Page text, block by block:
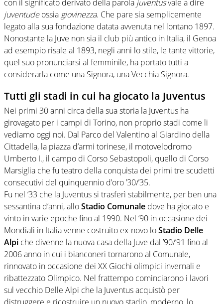
con il significato derivato della parola juventusvale a dire
juventudeossia giovinezza. Che pare sia semplicemente
legato alla sua fondazione datata avvenuta nel lontano 1897.
Nonostante la Juve non sia il club più antico in Italia, il Genoa
ad esempio risale al 1893, negli anni lo stile, le tante vittorie,
quel suo pronunciarsi al femminile, ha portato tutti a
considerarla come una Signora, una Vecchia Signora.
Tutti gli stadi in cui ha giocato la Juventus
Nei primi 30 anni circa della sua storia la Juventus ha
girovagato per i campi di Torino, non proprio stadi come li
vediamo oggi noi. Dal Parco del Valentino al Giardino della
Cittadella, la piazza d’armi torinese, il motovelodromo
Umberto I., il campo di Corso Sebastopoli, quello di Corso
Marsiglia che fu teatro della conquista dei primi tre scudetti
consecutivi del quinquennio d’oro ’30/’35.
Fu nel ’33 che la Juventus si trasferì stabilmente, per ben una
sessantina d’anni, alloStadio Comunale dove ha giocato e
vinto in varie epoche fino al 1990. Nel ’90 in occasione dei
Mondiali in Italia venne costruito ex-novo loStadio Delle
Alpi che divenne la nuova casa della Juve dal ’90/’91 fino al
2006 anno in cui i bianconeri tornarono al Comunale,
rinnovato in occasione dei XX Giochi olimpici invernali e
ribattezzato Olimpico. Nel frattempo cominciarono i lavori
sul vecchio Delle Alpi che la Juventus acquistò per